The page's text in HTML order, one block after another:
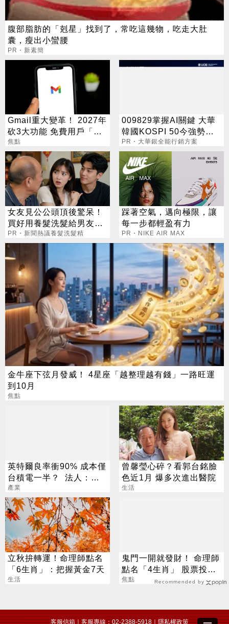
腹部脂肪的「剋星」找到了，常吃這幾物，吃走大肚
囊，瘦出小蠻腰
PR・新素簡
Gmail重大變革！ 2027年
砍3大功能 免費用戶「這
好康」不能用了
焦點
009829掌握AI關鍵 大華
韓國KOSPI 50今強勢開
募
PR・大華銀全能行銷方案
女友見公公頭頂後驚呆！
買好用養髮洗髮給男友引
網議論
PR・新聞熱議養髮洗髮精
踩著空氣，邁向極限，讓
每一步都輕盈有力
PR・NIKE AIR MAX
金牛座下弦月發威！ 4星座「越整理越有錢」一路旺運
到10月
焦點
英特爾良率衝90% 成本僅
台積電一半？ 法人：「3
台廠」機會來了
產業
曾馨瑩心碎？看郭台銘臉
色近1月 爆多次進出醫院
生活
立秋拚轉運！命理師點名
「6生肖」：把握黃金7天
生活
鬼門一開就發財！ 命理師
點名「4生肖」 股票投資
大翻身
焦點 Recommended by
客服信箱｜客服專線：02-2388-5918｜隱私權政策